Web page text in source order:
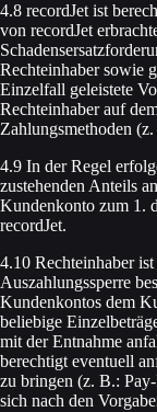
4.8 recordJet ist
von recordJet
Rechteinhaber sowie
Einzelfall geleistete
Rechteinhaber auf
Zahlungsmethoden
4.9 In der Regel
zustehenden Anteils
Kundenkonto zum 1.
recordJet.
4.10 Rechteinhaber
Auszahlungssperre
Kundenkontos dem
beliebige
mit der Entnahme
berechtigt eventuell
zu bringen (z. B.:
sich nach den